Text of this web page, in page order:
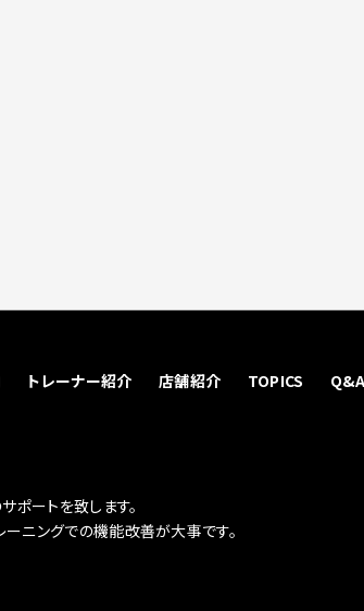
トレーナー紹介 店舗紹介 TOPICS
Q&A
ポートを致します。
ーニングでの機能改善が大事です。